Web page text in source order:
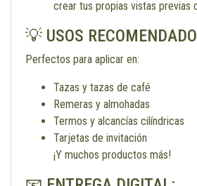
crear tus propias vistas previas
💡 USOS
Perfectos para aplicar en:
Tazas y tazas de café
Remeras y almohadas
Termos y alcancías cilíndricas
Tarjetas de invitación
¡Y muchos productos más!